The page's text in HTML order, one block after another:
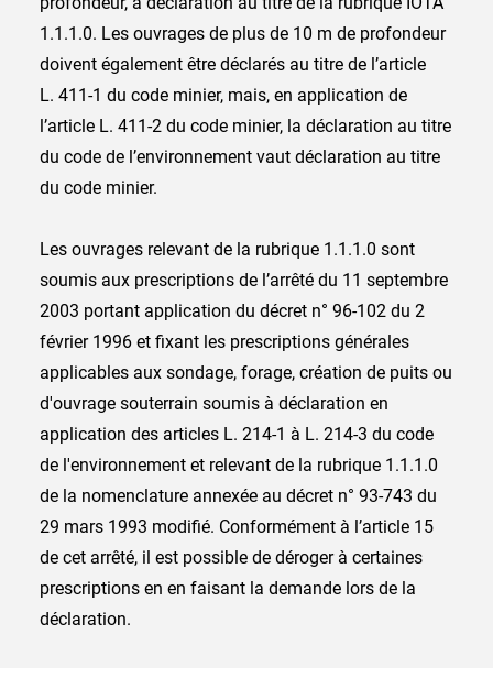
1.1.1.0. Les ouvrages de plus de 10 m de profondeur
doivent également être déclarés au titre de l’article
L. 411-1 du code minier, mais, en application de
l’article L. 411-2 du code minier, la déclaration au titre
du code de l’environnement vaut déclaration au titre
du code minier.
Les ouvrages relevant de la rubrique 1.1.1.0 sont
soumis aux prescriptions de l’arrêté du 11 septembre
2003 portant application du décret n° 96-102 du 2
février 1996 et fixant les prescriptions générales
applicables aux sondage, forage, création de puits ou
d'ouvrage souterrain soumis à déclaration en
application des articles L. 214-1 à L. 214-3 du code
de l'environnement et relevant de la rubrique 1.1.1.0
de la nomenclature annexée au décret n° 93-743 du
29 mars 1993 modifié. Conformément à l’article 15
de cet arrêté, il est possible de déroger à certaines
prescriptions en en faisant la demande lors de la
déclaration.